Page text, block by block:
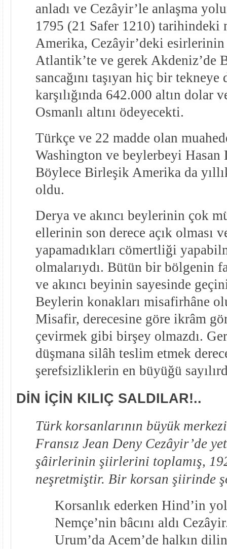
anladı ve Cezâyir’le anlaşma
1795 (21 Safer 1210) tarihindeki
Amerika, Cezâyir’deki
Atlantik’te ve gerek Akdeniz’de
sancağını taşıyan hiç bir tekneye
karşılığında 642.000 altın dolar
Osmanlı altını ödeyecekti.
Türkçe ve 22 madde olan
Washington ve beylerbeyi Hasan
Böylece Birleşik Amerika da
oldu.
Derya ve akıncı beylerinin çok
ellerinin son derece açık olması
yapamadıkları cömertliği
olmalarıydı. Bütün bir bölgenin
ve akıncı beyinin sayesinde
Beylerin konakları misafirhâne
Misafir, derecesine göre ikrâm
çevirmek gibi birşey olmazdı.
düşmana silâh teslim etmek
şerefsizliklerin en büyüğü
DİN İÇİN KILIÇ SALDILAR!..
Türk korsanlarının büyük
Fransız Jean Deny Cezâyir’de
şâirlerinin şiirlerini toplamış,
neşretmiştir. Bir korsan şiirinde
Korsanlık ederken Hind’in
Nemçe’nin bâcını aldı
Urum’da Acem’de halkın